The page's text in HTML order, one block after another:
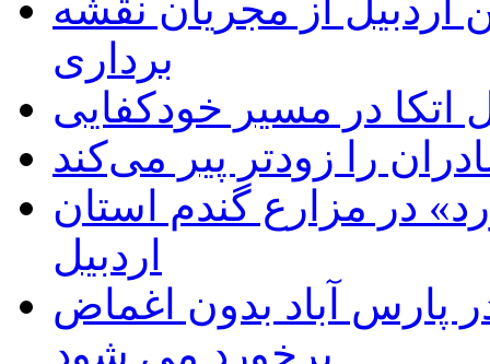
برداری
در مسیر خودکفایی
را زودتر پیر می‌کند
در مزارع گندم استان
اردبیل
پارس آباد بدون اغماض
برخورد می شود